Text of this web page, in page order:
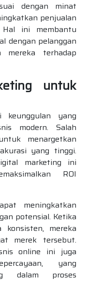
dengan minat
penjualan
ini membantu
dengan pelanggan
mereka terhadap
untuk
keunggulan yang
modern. Salah
menargetkan
yang tinggi.
marketing ini
ROI
meningkatkan
potensial. Ketika
konsisten, mereka
merek tersebut.
online ini juga
yang
dalam proses